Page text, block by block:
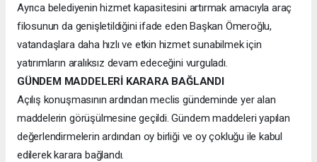
Ayrıca belediyenin hizmet kapasitesini artırmak amacıyla araç
filosunun da genişletildiğini ifade eden Başkan Ömeroğlu,
vatandaşlara daha hızlı ve etkin hizmet sunabilmek için
yatırımların aralıksız devam edeceğini vurguladı.
GÜNDEM MADDELERİ KARARA BAĞLANDI
Açılış konuşmasının ardından meclis gündeminde yer alan
maddelerin görüşülmesine geçildi. Gündem maddeleri yapılan
değerlendirmelerin ardından oy birliği ve oy çokluğu ile kabul
edilerek karara bağlandı.